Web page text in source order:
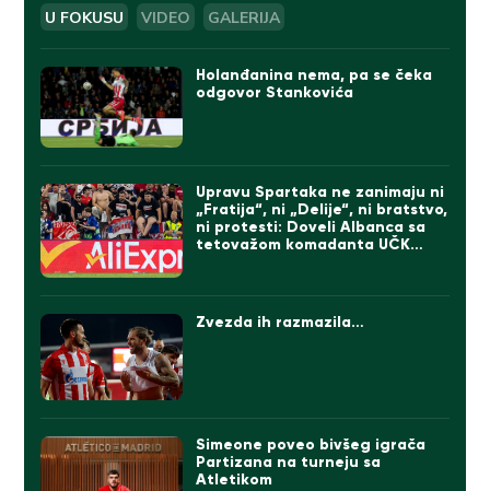
U FOKUSU VIDEO GALERIJA
Holanđanina nema, pa se čeka
odgovor Stankovića
Upravu Spartaka ne zanimaju ni
„Fratija“, ni „Delije“, ni bratstvo,
ni protesti: Doveli Albanca sa
tetovažom komadanta UČK
Zvezda ih razmazila…
Simeone poveo bivšeg igrača
Partizana na turneju sa
Atletikom